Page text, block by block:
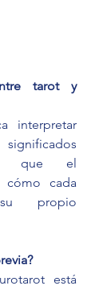
tarot y
interpretar
que el
cómo cada
propio
está